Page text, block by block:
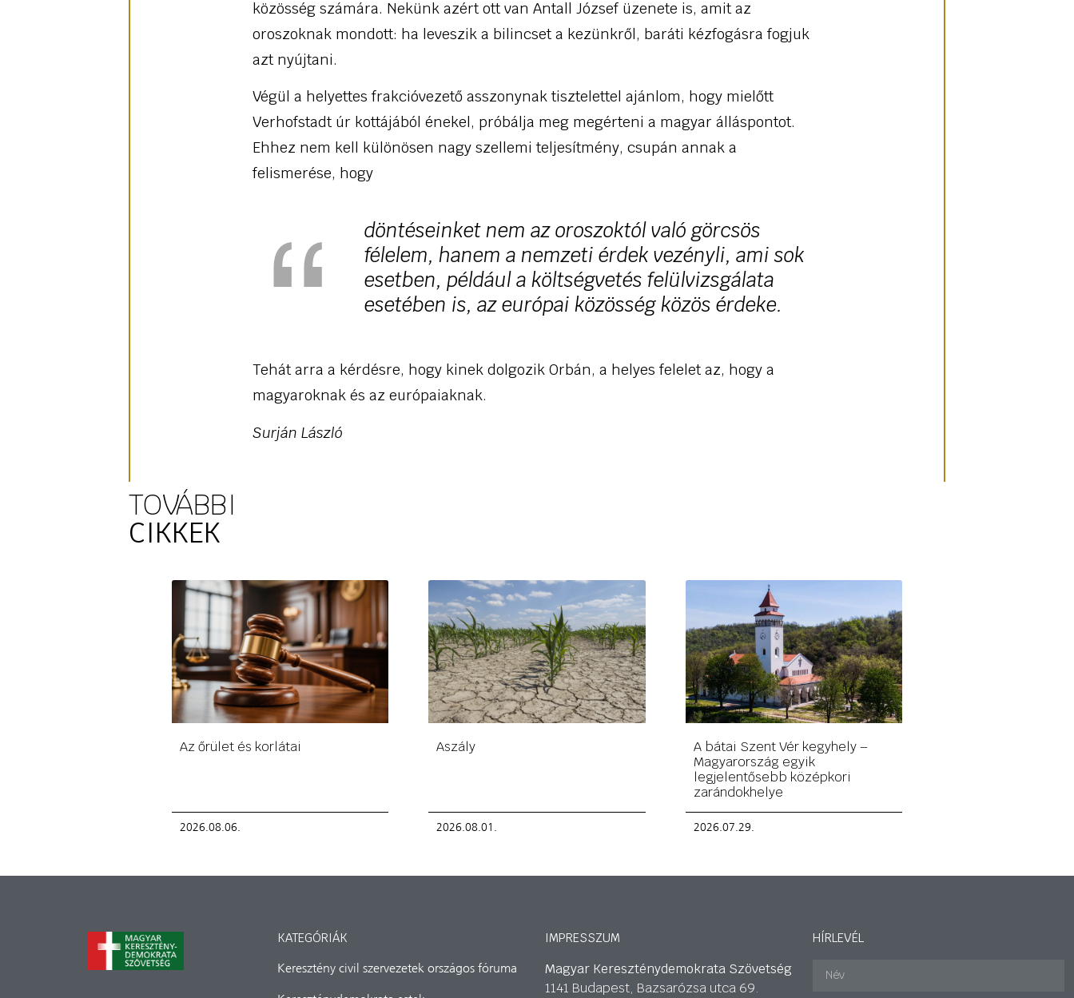
közösség számára. Nekünk azért ott van Antall József üzenete is, amit az
oroszoknak mondott: ha leveszik a bilincset a kezünkről, baráti kézfogásra fogjuk
azt nyújtani.
Végül a helyettes frakcióvezető asszonynak tisztelettel ajánlom, hogy mielőtt
Verhofstadt úr kottájából énekel, próbálja meg megérteni a magyar álláspontot.
Ehhez nem kell különösen nagy szellemi teljesítmény, csupán annak a
felismerése, hogy
döntéseinket nem az oroszoktól való görcsös
félelem, hanem a nemzeti érdek vezényli, ami sok
esetben, például a költségvetés felülvizsgálata
esetében is, az európai közösség közös érdeke.
Tehát arra a kérdésre, hogy kinek dolgozik Orbán, a helyes felelet az, hogy a
magyaroknak és az európaiaknak.
Surján László
TOVÁBBI
CIKKEK
Az őrület és korlátai
2026.08.06.
Aszály
2026.08.01.
A bátai Szent Vér kegyhely –
Magyarország egyik
legjelentősebb középkori
zarándokhelye
2026.07.29.
KATEGÓRIÁK
Keresztény civil szervezetek országos fóruma
IMPRESSZUM
Magyar Kereszténydemokrata Szövetség
1141 Budapest, Bazsarózsa utca 69.
HÍRLEVÉL